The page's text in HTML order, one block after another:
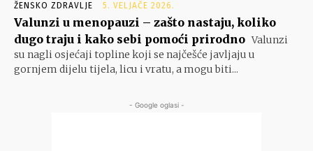
ŽENSKO ZDRAVLJE 5. VELJAČE 2026.
Valunzi u menopauzi – zašto nastaju, koliko
dugo traju i kako sebi pomoći prirodno Valunzi
su nagli osjećaji topline koji se najčešće javljaju u
gornjem dijelu tijela, licu i vratu, a mogu biti...
- Google oglasi -